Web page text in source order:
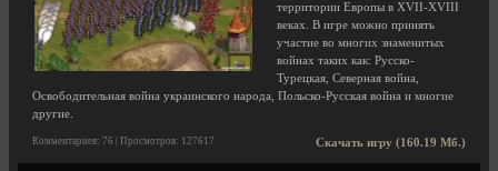
территории Европы в XVII-XVIII
веках. В игре можно принять
участие во многих знаменитых
войнах таких как: Русско-
Турецкая, Северная война,
Освободительная война украинского народа, Польско-Русская война и многие
другие.
Скачать игру (160.19 Мб.)
Комментариев: 76 | Просмотров: 127617